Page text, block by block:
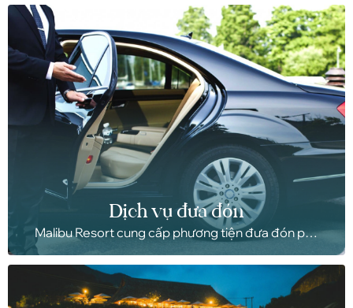
buổi gala vui vẻ để trao đổi, hay lấy ý kiến khách
hàng thay vì những cuộc hội nghị cứng nhắc, nhàm
chán thông thường.
Dịch vụ đưa đón
Malibu Resort cung cấp phương tiện đưa đón phù
hợp với nhu cầu của quý khách trong thời gian nghỉ
dưỡng tại resort của chúng tôi.